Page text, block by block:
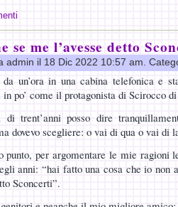
se me l’avesse detto
admin il 18 Dic 2022 10:57 am.
un’ora in una cabina telefonica e
in po’ come il protagonista di Scirocco
di trent’anni posso dire
dovevo scegliere: o vai di qua o vai di
punto, per argomentare le mie ragioni
anni: “hai fatto una cosa che io non
Sconcerti”.